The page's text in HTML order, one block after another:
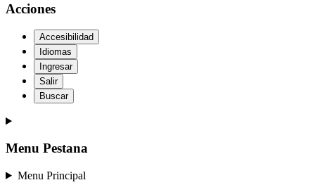
Acciones
Accesibilidad
Idiomas
Ingresar
Salir
Buscar
Menu Pestana
Menu Principal